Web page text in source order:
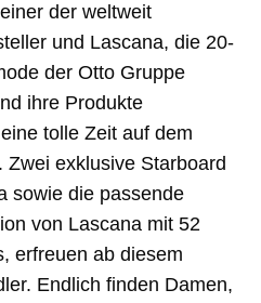
der weltweit
und Lascana, die 20-
der Otto Gruppe
ihre Produkte
tolle Zeit auf dem
exklusive Starboard
sowie die passende
von Lascana mit 52
erfreuen ab diesem
Endlich finden Damen,